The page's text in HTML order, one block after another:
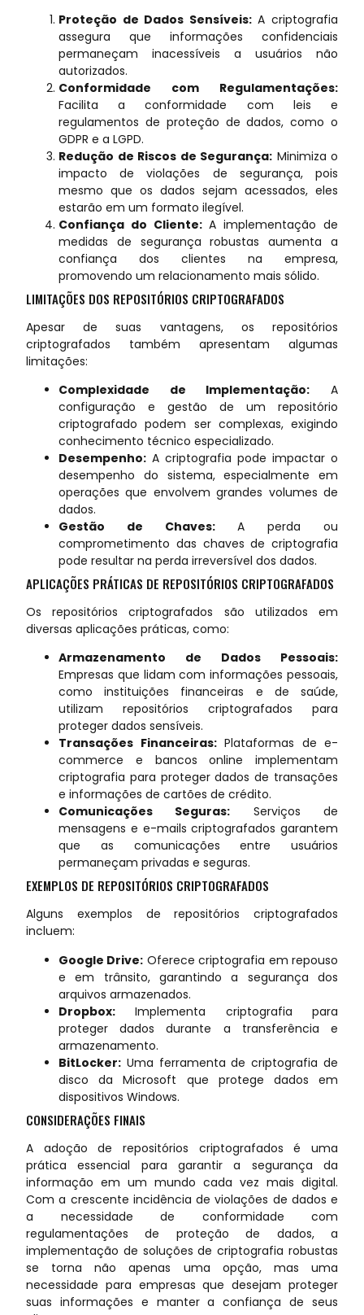
Proteção de Dados Sensíveis:A criptografia
assegura que informações confidenciais
permaneçam inacessíveis a usuários não
autorizados.
Conformidade com Regulamentações:
Facilita a conformidade com leis e
regulamentos de proteção de dados, como o
GDPR e a LGPD.
Redução de Riscos de Segurança: Minimiza o
impacto de violações de segurança, pois
mesmo que os dados sejam acessados, eles
estarão em um formato ilegível.
Confiança do Cliente:A implementação de
medidas de segurança robustas aumenta a
confiança dos clientes na empresa,
promovendo um relacionamento mais sólido.
LIMITAÇÕES DOS REPOSITÓRIOS CRIPTOGRAFADOS
Apesar de suas vantagens, os repositórios
criptografados também apresentam algumas
limitações:
Complexidade de Implementação: A
configuração e gestão de um repositório
criptografado podem ser complexas, exigindo
conhecimento técnico especializado.
Desempenho: A criptografia pode impactar o
desempenho do sistema, especialmente em
operações que envolvem grandes volumes de
dados.
Gestão de Chaves:A perda ou
comprometimento das chaves de criptografia
pode resultar na perda irreversível dos dados.
APLICAÇÕES PRÁTICAS DE REPOSITÓRIOS CRIPTOGRAFADOS
Os repositórios criptografados são utilizados em
diversas aplicações práticas, como:
Armazenamento de Dados Pessoais:
Empresas que lidam com informações pessoais,
como instituições financeiras e de saúde,
utilizam repositórios criptografados para
proteger dados sensíveis.
Transações Financeiras:Plataformas de e-
commerce e bancos online implementam
criptografia para proteger dados de transações
e informações de cartões de crédito.
Comunicações Seguras: Serviços de
mensagens e e-mails criptografados garantem
que as comunicações entre usuários
permaneçam privadas e seguras.
EXEMPLOS DE REPOSITÓRIOS CRIPTOGRAFADOS
Alguns exemplos de repositórios criptografados
incluem:
Google Drive: Oferece criptografia em repouso
e em trânsito, garantindo a segurança dos
arquivos armazenados.
Dropbox: Implementa criptografia para
proteger dados durante a transferência e
armazenamento.
BitLocker: Uma ferramenta de criptografia de
disco da Microsoft que protege dados em
dispositivos Windows.
CONSIDERAÇÕES FINAIS
A adoção de repositórios criptografados é uma
prática essencial para garantir a segurança da
informação em um mundo cada vez mais digital.
Com a crescente incidência de violações de dados e
a necessidade de conformidade com
regulamentações de proteção de dados, a
implementação de soluções de criptografia robustas
se torna não apenas uma opção, mas uma
necessidade para empresas que desejam proteger
suas informações e manter a confiança de seus